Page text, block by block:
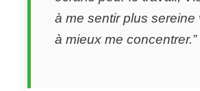
à me sentir plus sereine
à mieux me concentrer.”